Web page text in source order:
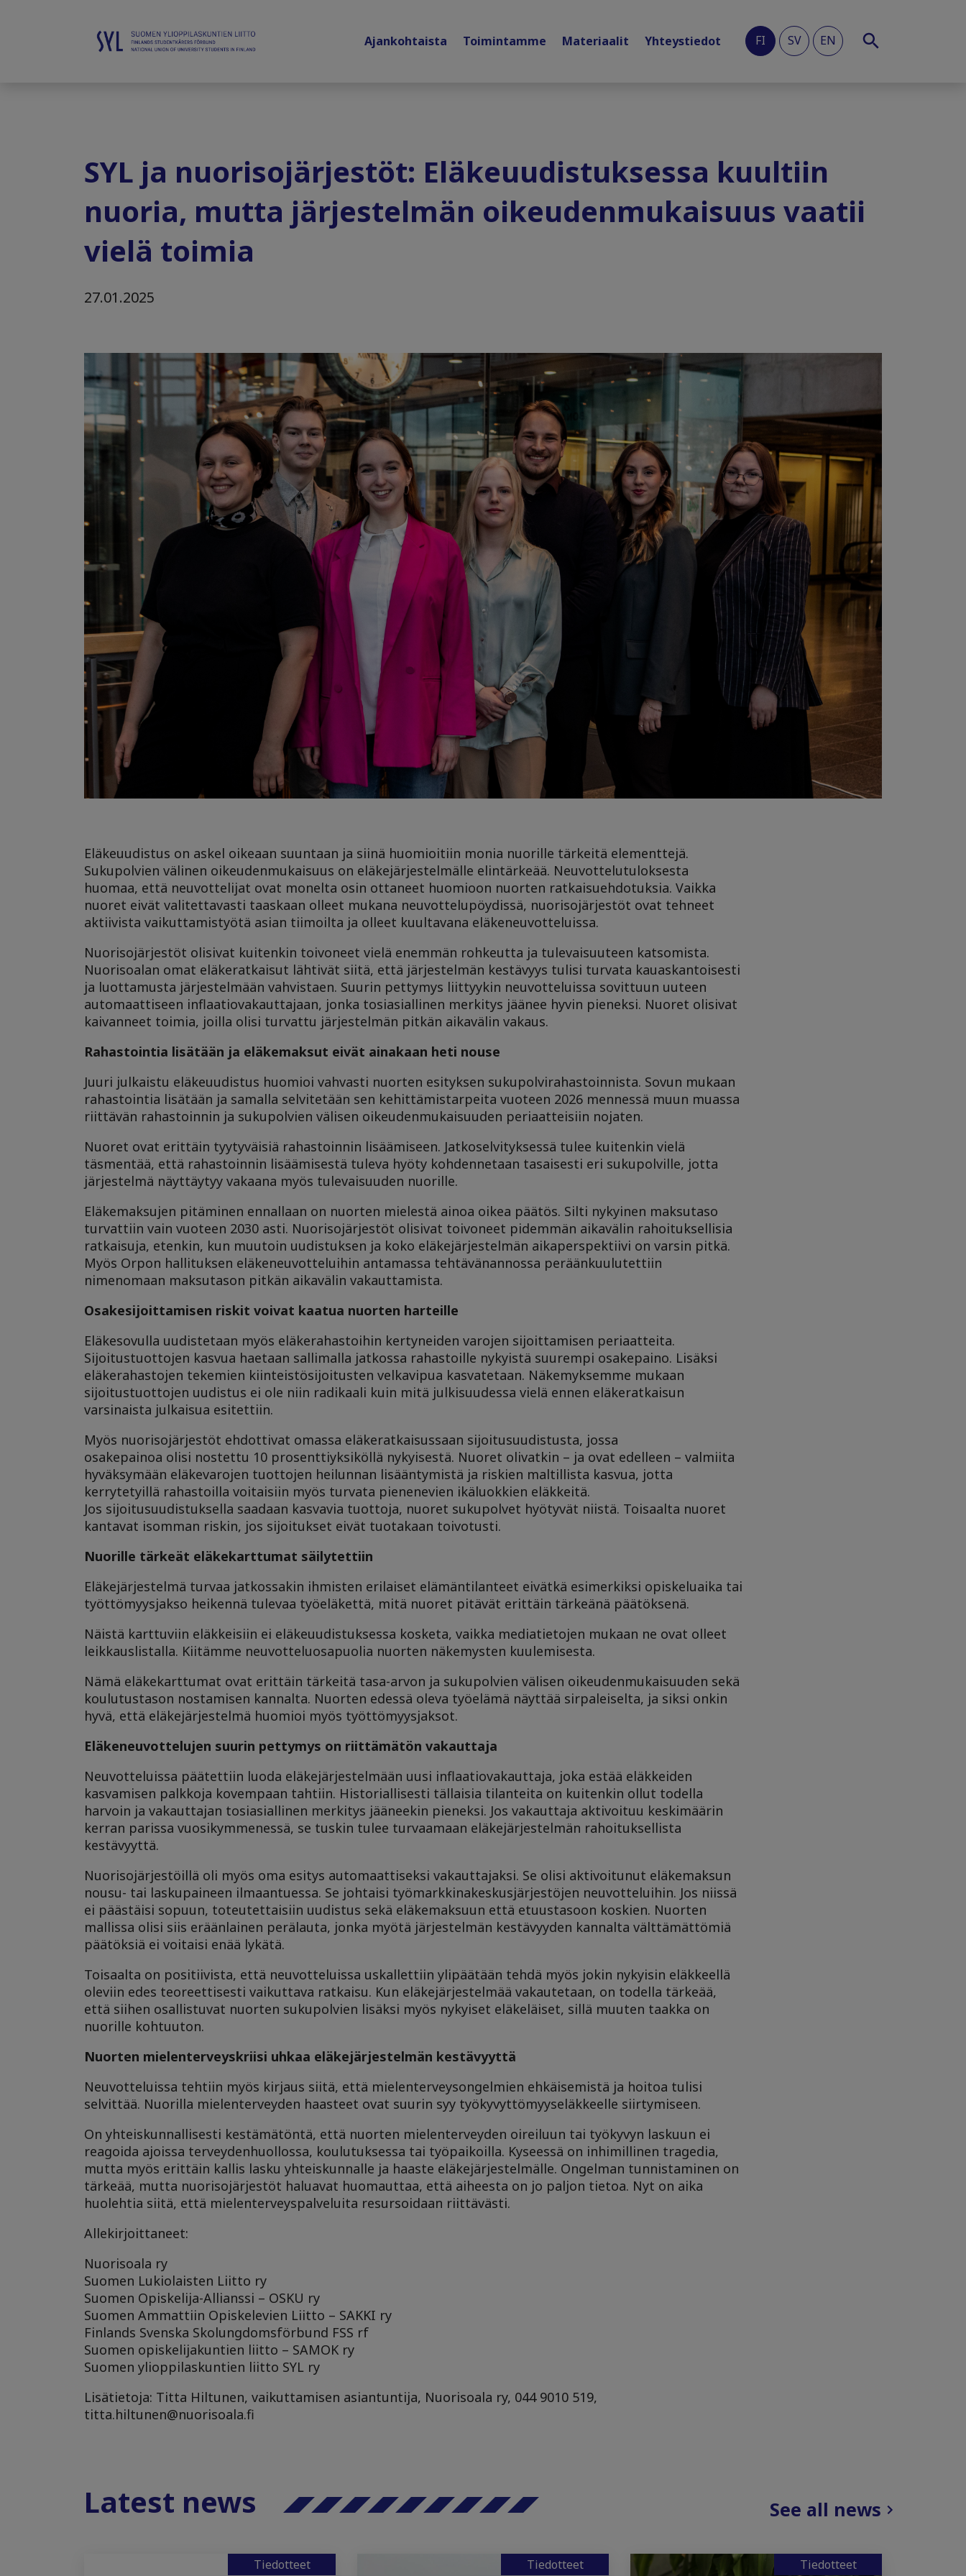
Ajankohtaista Toimintamme Materiaalit Yhteystiedot FI SV EN
SYL ja nuorisojärjestöt: Eläkeuudistuksessa kuultiin
nuoria, mutta järjestelmän oikeudenmukaisuus vaatii
vielä toimia
27.01.2025
Eläkeuudistus on askel oikeaan suuntaan ja siinä huomioitiin monia nuorille tärkeitä elementtejä.
Sukupolvien välinen oikeudenmukaisuus on eläkejärjestelmälle elintärkeää. Neuvottelutuloksesta
huomaa, että neuvottelijat ovat monelta osin ottaneet huomioon nuorten ratkaisuehdotuksia. Vaikka
nuoret eivät valitettavasti taaskaan olleet mukana neuvottelupöydissä, nuorisojärjestöt ovat tehneet
aktiivista vaikuttamistyötä asian tiimoilta ja olleet kuultavana eläkeneuvotteluissa.
Nuorisojärjestöt olisivat kuitenkin toivoneet vielä enemmän rohkeutta ja tulevaisuuteen katsomista.
Nuorisoalan omat eläkeratkaisut lähtivät siitä, että järjestelmän kestävyys tulisi turvata kauaskantoisesti
ja luottamusta järjestelmään vahvistaen. Suurin pettymys liittyykin neuvotteluissa sovittuun uuteen
automaattiseen inflaatiovakauttajaan, jonka tosiasiallinen merkitys jäänee hyvin pieneksi. Nuoret olisivat
kaivanneet toimia, joilla olisi turvattu järjestelmän pitkän aikavälin vakaus.
Rahastointia lisätään ja eläkemaksut eivät ainakaan heti nouse
Juuri julkaistu eläkeuudistus huomioi vahvasti nuorten esityksen sukupolvirahastoinnista. Sovun mukaan
rahastointia lisätään ja samalla selvitetään sen kehittämistarpeita vuoteen 2026 mennessä muun muassa
riittävän rahastoinnin ja sukupolvien välisen oikeudenmukaisuuden periaatteisiin nojaten.
Nuoret ovat erittäin tyytyväisiä rahastoinnin lisäämiseen. Jatkoselvityksessä tulee kuitenkin vielä
täsmentää, että rahastoinnin lisäämisestä tuleva hyöty kohdennetaan tasaisesti eri sukupolville, jotta
järjestelmä näyttäytyy vakaana myös tulevaisuuden nuorille.
Eläkemaksujen pitäminen ennallaan on nuorten mielestä ainoa oikea päätös. Silti nykyinen maksutaso
turvattiin vain vuoteen 2030 asti. Nuorisojärjestöt olisivat toivoneet pidemmän aikavälin rahoituksellisia
ratkaisuja, etenkin, kun muutoin uudistuksen ja koko eläkejärjestelmän aikaperspektiivi on varsin pitkä.
Myös Orpon hallituksen eläkeneuvotteluihin antamassa tehtävänannossa peräänkuulutettiin
nimenomaan maksutason pitkän aikavälin vakauttamista.
Osakesijoittamisen riskit voivat kaatua nuorten harteille
Eläkesovulla uudistetaan myös eläkerahastoihin kertyneiden varojen sijoittamisen periaatteita.
Sijoitustuottojen kasvua haetaan sallimalla jatkossa rahastoille nykyistä suurempi osakepaino. Lisäksi
eläkerahastojen tekemien kiinteistösijoitusten velkavipua kasvatetaan. Näkemyksemme mukaan
sijoitustuottojen uudistus ei ole niin radikaali kuin mitä julkisuudessa vielä ennen eläkeratkaisun
varsinaista julkaisua esitettiin.
Myös nuorisojärjestöt ehdottivat omassa eläkeratkaisussaan sijoitusuudistusta, jossa
osakepainoa olisi nostettu 10 prosenttiyksiköllä nykyisestä. Nuoret olivatkin – ja ovat edelleen – valmiita
hyväksymään eläkevarojen tuottojen heilunnan lisääntymistä ja riskien maltillista kasvua, jotta
kerrytetyillä rahastoilla voitaisiin myös turvata pienenevien ikäluokkien eläkkeitä.
Jos sijoitusuudistuksella saadaan kasvavia tuottoja, nuoret sukupolvet hyötyvät niistä. Toisaalta nuoret
kantavat isomman riskin, jos sijoitukset eivät tuotakaan toivotusti.
Nuorille tärkeät eläkekarttumat säilytettiin
Eläkejärjestelmä turvaa jatkossakin ihmisten erilaiset elämäntilanteet eivätkä esimerkiksi opiskeluaika tai
työttömyysjakso heikennä tulevaa työeläkettä, mitä nuoret pitävät erittäin tärkeänä päätöksenä.
Näistä karttuviin eläkkeisiin ei eläkeuudistuksessa kosketa, vaikka mediatietojen mukaan ne ovat olleet
leikkauslistalla. Kiitämme neuvotteluosapuolia nuorten näkemysten kuulemisesta.
Nämä eläkekarttumat ovat erittäin tärkeitä tasa-arvon ja sukupolvien välisen oikeudenmukaisuuden sekä
koulutustason nostamisen kannalta. Nuorten edessä oleva työelämä näyttää sirpaleiselta, ja siksi onkin
hyvä, että eläkejärjestelmä huomioi myös työttömyysjaksot.
Eläkeneuvottelujen suurin pettymys on riittämätön vakauttaja
Neuvotteluissa päätettiin luoda eläkejärjestelmään uusi inflaatiovakauttaja, joka estää eläkkeiden
kasvamisen palkkoja kovempaan tahtiin. Historiallisesti tällaisia tilanteita on kuitenkin ollut todella
harvoin ja vakauttajan tosiasiallinen merkitys jääneekin pieneksi. Jos vakauttaja aktivoituu keskimäärin
kerran parissa vuosikymmenessä, se tuskin tulee turvaamaan eläkejärjestelmän rahoituksellista
kestävyyttä.
Nuorisojärjestöillä oli myös oma esitys automaattiseksi vakauttajaksi. Se olisi aktivoitunut eläkemaksun
nousu- tai laskupaineen ilmaantuessa. Se johtaisi työmarkkinakeskusjärjestöjen neuvotteluihin. Jos niissä
ei päästäisi sopuun, toteutettaisiin uudistus sekä eläkemaksuun että etuustasoon koskien. Nuorten
mallissa olisi siis eräänlainen perälauta, jonka myötä järjestelmän kestävyyden kannalta välttämättömiä
päätöksiä ei voitaisi enää lykätä.
Toisaalta on positiivista, että neuvotteluissa uskallettiin ylipäätään tehdä myös jokin nykyisin eläkkeellä
oleviin edes teoreettisesti vaikuttava ratkaisu. Kun eläkejärjestelmää vakautetaan, on todella tärkeää,
että siihen osallistuvat nuorten sukupolvien lisäksi myös nykyiset eläkeläiset, sillä muuten taakka on
nuorille kohtuuton.
Nuorten mielenterveyskriisi uhkaa eläkejärjestelmän kestävyyttä
Neuvotteluissa tehtiin myös kirjaus siitä, että mielenterveysongelmien ehkäisemistä ja hoitoa tulisi
selvittää. Nuorilla mielenterveyden haasteet ovat suurin syy työkyvyttömyyseläkkeelle siirtymiseen.
On yhteiskunnallisesti kestämätöntä, että nuorten mielenterveyden oireiluun tai työkyvyn laskuun ei
reagoida ajoissa terveydenhuollossa, koulutuksessa tai työpaikoilla. Kyseessä on inhimillinen tragedia,
mutta myös erittäin kallis lasku yhteiskunnalle ja haaste eläkejärjestelmälle. Ongelman tunnistaminen on
tärkeää, mutta nuorisojärjestöt haluavat huomauttaa, että aiheesta on jo paljon tietoa. Nyt on aika
huolehtia siitä, että mielenterveyspalveluita resursoidaan riittävästi.
Allekirjoittaneet:
Nuorisoala ry
Suomen Lukiolaisten Liitto ry
Suomen Opiskelija-Allianssi – OSKU ry
Suomen Ammattiin Opiskelevien Liitto – SAKKI ry
Finlands Svenska Skolungdomsförbund FSS rf
Suomen opiskelijakuntien liitto – SAMOK ry
Suomen ylioppilaskuntien liitto SYL ry
Lisätietoja: Titta Hiltunen, vaikuttamisen asiantuntija, Nuorisoala ry, 044 9010 519,
titta.hiltunen@nuorisoala.fi
Latest news See all news
Tiedotteet Tiedotteet Tiedotteet